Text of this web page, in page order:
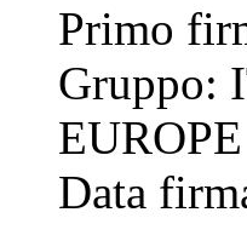
Primo
Gruppo:
EUROPE
Data